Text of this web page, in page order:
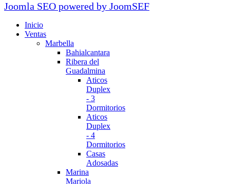
Joomla SEO powered by JoomSEF
Inicio
Ventas
Marbella
Bahialcantara
Ribera del
Guadalmina
Aticos
Duplex
- 3
Dormitorios
Aticos
Duplex
- 4
Dormitorios
Casas
Adosadas
Marina
Mariola